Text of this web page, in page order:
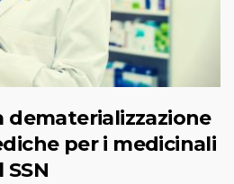
dematerializzazione
per i medicinali